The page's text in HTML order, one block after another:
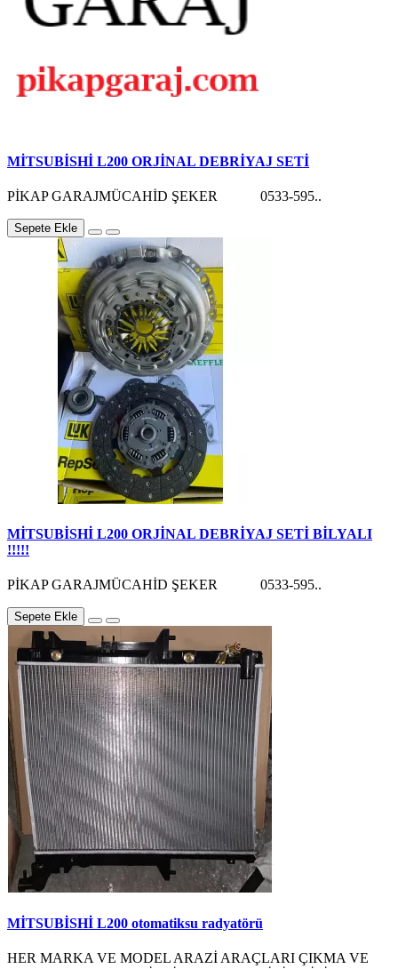
MİTSUBİSHİ L200 ORJİNAL DEBRİYAJ SETİ
PİKAP GARAJMÜCAHİD ŞEKER 0533-595..
Sepete Ekle
MİTSUBİSHİ L200 ORJİNAL DEBRİYAJ SETİ BİLYALI
!!!!!
PİKAP GARAJMÜCAHİD ŞEKER 0533-595..
Sepete Ekle
MİTSUBİSHİ L200 otomatiksu radyatörü
HER MARKA VE MODEL ARAZİ ARAÇLARI ÇIKMA VE